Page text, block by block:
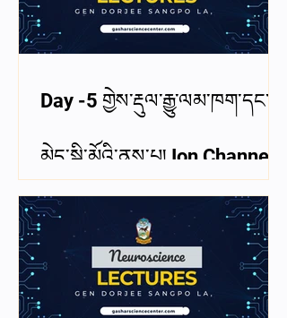
Day -5 གྱེས་རྡུལ་རྒྱུ་ལམ་ཁག་དང་བྱ་
མེད་སྐྱི་མོའི་ནུས་པ། Ion Channels
andResting Membrane
Potential